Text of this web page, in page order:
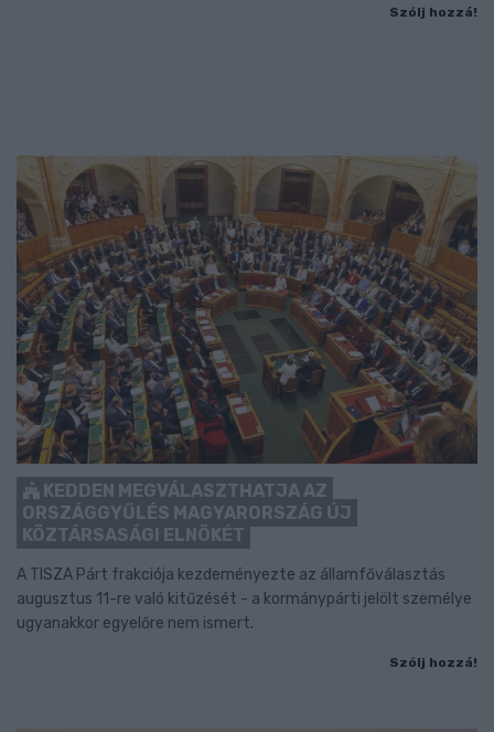
Szólj hozzá!
KEDDEN MEGVÁLASZTHATJA AZ
ORSZÁGGYŰLÉS MAGYARORSZÁG ÚJ
KÖZTÁRSASÁGI ELNÖKÉT
A TISZA Párt frakciója kezdeményezte az államfőválasztás
augusztus 11-re való kitűzését - a kormánypárti jelölt személye
ugyanakkor egyelőre nem ismert.
Szólj hozzá!